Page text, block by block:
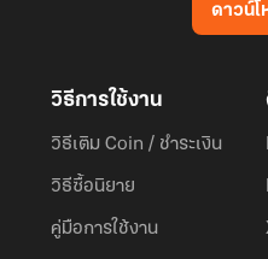
ดาวน์
วิธีการใช้งาน
วิธีเติม Coin / ชำระเงิน
วิธีซื้อนิยาย
คู่มือการใช้งาน